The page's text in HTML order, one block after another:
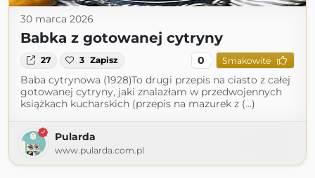
30 marca 2026
Babka z gotowanej cytryny
27 3 Zapisz 0 Smakowite
Baba cytrynowa (1928)To drugi przepis na ciasto z całej
gotowanej cytryny, jaki znalazłam w przedwojennych
książkach kucharskich (przepis na mazurek z (...)
Pularda
www.pularda.com.pl